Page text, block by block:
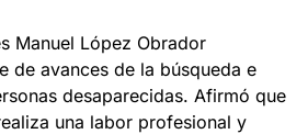
Manuel López Obrador
de avances de la búsqueda e
desaparecidas. Afirmó que
una labor profesional y